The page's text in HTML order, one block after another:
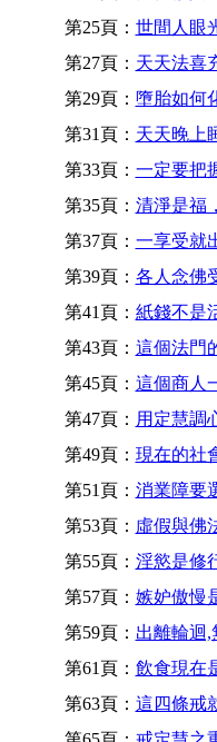
第25頁： 世間人眼
第27頁： 天天法喜
第29頁： 墮胎如何
第31頁： 天天晚上
第33頁： 一定要把
第35頁： 清淨是福
第37頁： 一享受就
第39頁： 各人念佛
第41頁： 紙錢不是
第43頁： 這個法門
第45頁： 這個商人
第47頁： 用定慧調
第49頁： 現在的社
第51頁： 消業障要
第53頁： 虛假與佛
第55頁： 淫慾是修
第57頁： 嫉妒傲慢
第59頁： 出離輪迴,
第61頁： 飲食現在
第63頁： 這四條戒